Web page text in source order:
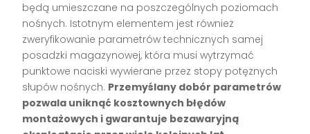
będą umieszczane na poszczególnych poziomach
nośnych. Istotnym elementem jest również
zweryfikowanie parametrów technicznych samej
posadzki magazynowej, która musi wytrzymać
punktowe naciski wywierane przez stopy potężnych
słupów nośnych. Przemyślany dobór parametrów
pozwala uniknąć kosztownych błędów
montażowych i gwarantuje bezawaryjną